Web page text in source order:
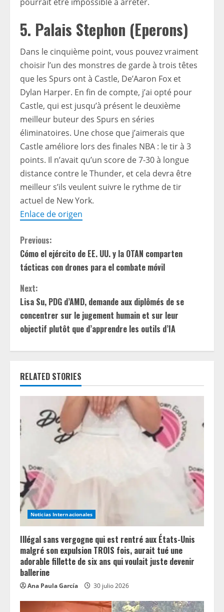
5. Palais Stephon (Eperons)
Dans le cinquième point, vous pouvez vraiment
choisir l’un des monstres de garde à trois têtes
que les Spurs ont à Castle, De’Aaron Fox et
Dylan Harper. En fin de compte, j’ai opté pour
Castle, qui est jusqu’à présent le deuxième
meilleur buteur des Spurs en séries
éliminatoires. Une chose que j’aimerais que
Castle améliore lors des finales NBA : le tir à 3
points. Il n’avait qu’un score de 7-30 à longue
distance contre le Thunder, et cela devra être
meilleur s’ils veulent suivre le rythme de tir
actuel de New York.
Enlace de origen
C
o
n
t
i
n
u
e
e
d
i
n
g
Previous:
Cómo el ejército de EE. UU. y la OTAN comparten
tácticas con drones para el combate móvil
Next:
Lisa Su, PDG d’AMD, demande aux diplômés de se
concentrer sur le jugement humain et sur leur
objectif plutôt que d’apprendre les outils d’IA
RELATED STORIES
Noticias Internacionales
Illégal sans vergogne qui est rentré aux États-Unis
malgré son expulsion TROIS fois, aurait tué une
adorable fillette de six ans qui voulait juste devenir
ballerine
Ana Paula García 30 julio 2026